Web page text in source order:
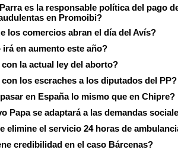
es la responsable política del pago
en Promoibi?
los comercios abran el día del Avís?
irá en aumento este año?
la actual ley del aborto?
los escraches a los diputados del PP?
en España lo mismo que en Chipre?
Papa se adaptará a las demandas
elimine el servicio 24 horas de
credibilidad en el caso Bárcenas?